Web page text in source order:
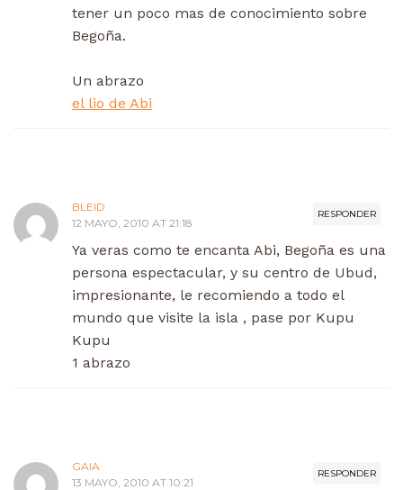
tener un poco mas de conocimiento sobre
Begoña.
Un abrazo
el lio de Abi
RESPONDER
BLEID
12 MAYO, 2010 AT 21:18
Ya veras como te encanta Abi, Begoña es una
persona espectacular, y su centro de Ubud,
impresionante, le recomiendo a todo el
mundo que visite la isla , pase por Kupu
Kupu
1 abrazo
RESPONDER
GAIA
13 MAYO, 2010 AT 10:21